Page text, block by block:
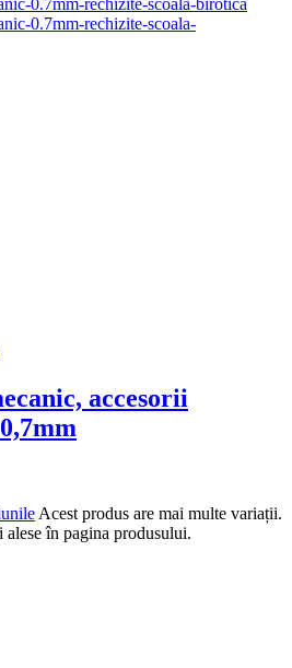
accesorii
Acest produs are mai multe variații.
în pagina produsului.